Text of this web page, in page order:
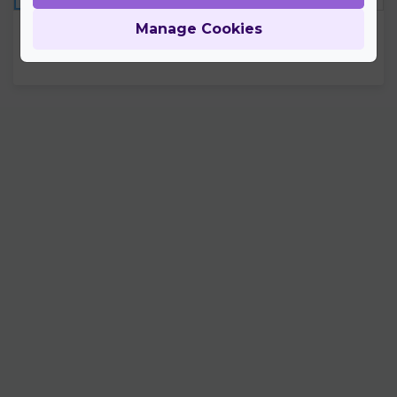
Az ár tartalmazza az oltóanyag költségét, valamint
Manage Cookies